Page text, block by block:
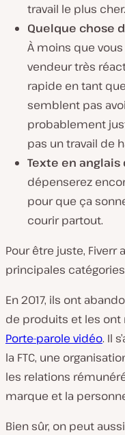
travail le plus cher.
Quelque chose
À moins que
vendeur très
rapide en tant
semblent pas
probablement
pas un travail de
Texte en
dépenserez
pour que ça
courir partout.
Pour être juste,
principales
En 2017, ils ont
de produits et les ont
Porte-parole vidéo. Il
la FTC, une
les relations
marque et la
Bien sûr, on peut